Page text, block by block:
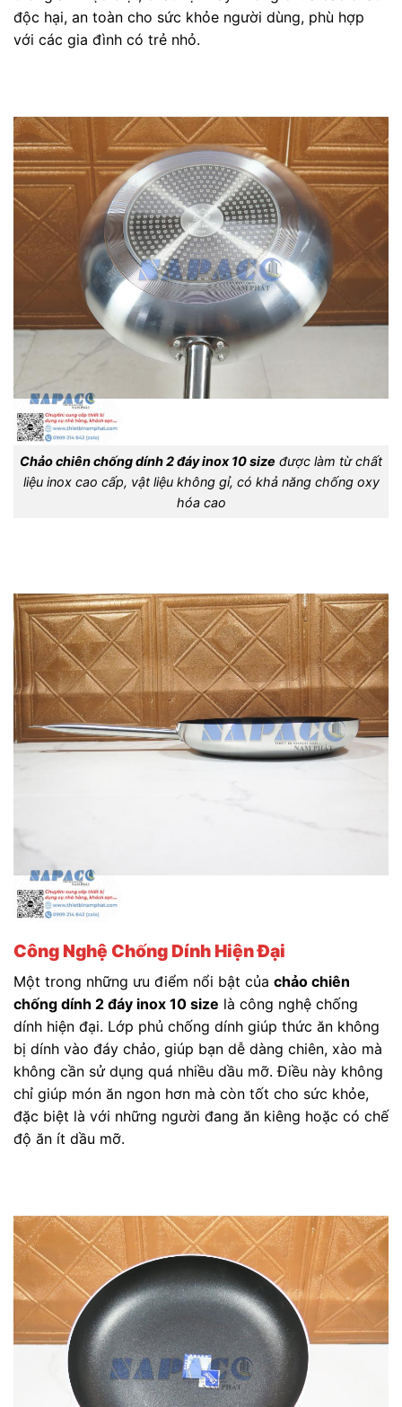
độc hại, an toàn cho sức khỏe người dùng, phù hợp
với các gia đình có trẻ nhỏ.
Chảo chiên chống dính 2 đáy inox 10 size được làm từ chất
liệu inox cao cấp, vật liệu không gỉ, có khả năng chống oxy
hóa cao
Công Nghệ Chống Dính Hiện Đại
Một trong những ưu điểm nổi bật của chảo chiên
chống dính 2 đáy inox 10 size là công nghệ chống
dính hiện đại. Lớp phủ chống dính giúp thức ăn không
bị dính vào đáy chảo, giúp bạn dễ dàng chiên, xào mà
không cần sử dụng quá nhiều dầu mỡ. Điều này không
chỉ giúp món ăn ngon hơn mà còn tốt cho sức khỏe,
đặc biệt là với những người đang ăn kiêng hoặc có chế
độ ăn ít dầu mỡ.